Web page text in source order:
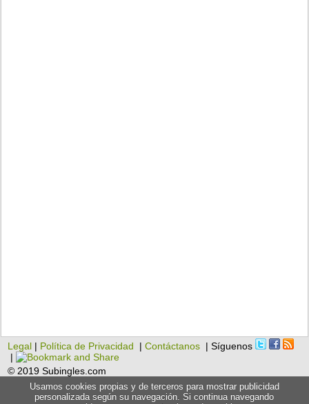
Legal | Política de Privacidad |Contáctanos | Síguenos
|
© 2019 Subingles.com
Usamos cookies propias y de terceros para mostrar publicidad
personalizada según su navegación. Si continua navegando